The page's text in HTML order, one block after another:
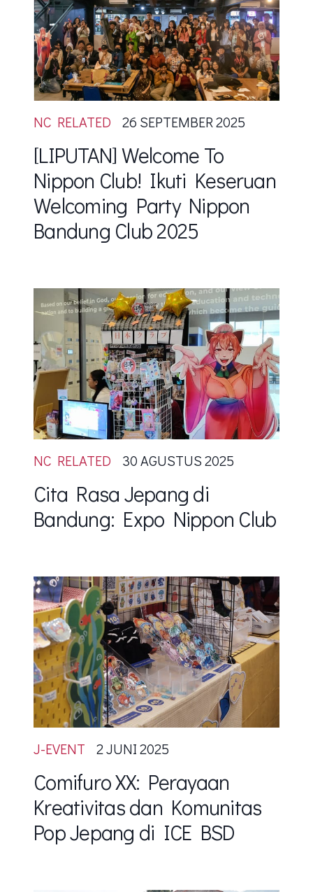
NC RELATED 26 SEPTEMBER 2025
[LIPUTAN] Welcome To
Nippon Club! Ikuti Keseruan
Welcoming Party Nippon
Bandung Club 2025
NC RELATED 30 AGUSTUS 2025
Cita Rasa Jepang di
Bandung: Expo Nippon Club
J-EVENT 2 JUNI 2025
Comifuro XX: Perayaan
Kreativitas dan Komunitas
Pop Jepang di ICE BSD